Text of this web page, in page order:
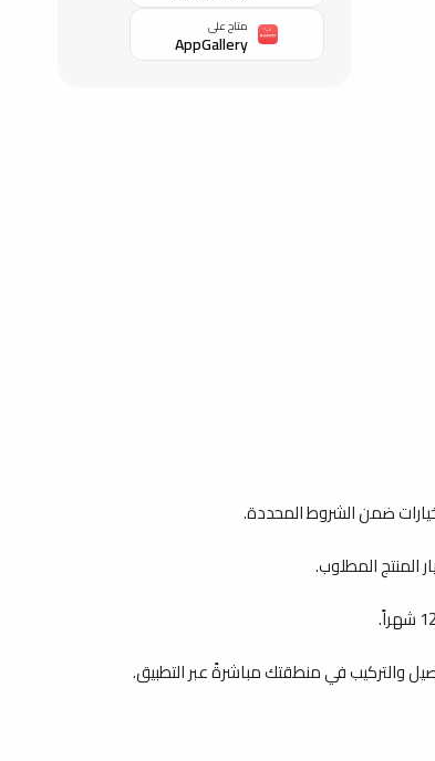
ضمن الشروط المحددة.
المنتج المطلوب.
والتركيب في منطقتك مباشرةً عبر التطبيق.
متاح على
AppGallery